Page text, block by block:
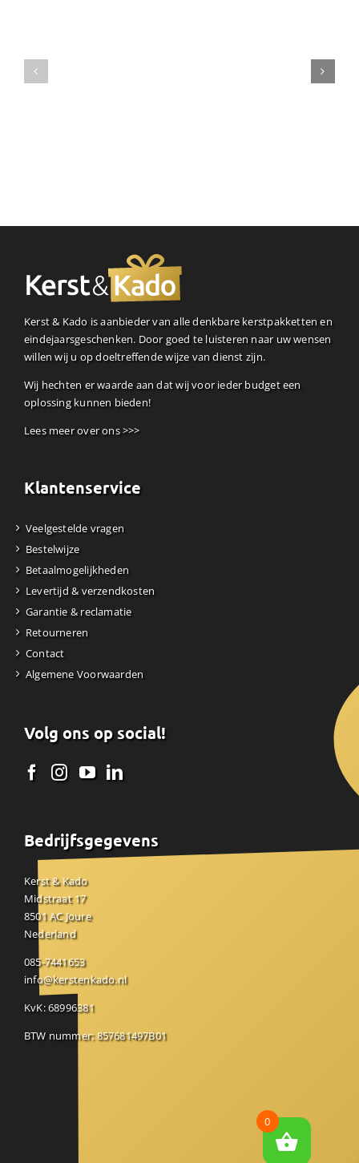
Kerst & Kado is aanbieder van alle denkbare kerstpakketten en
eindejaarsgeschenken. Door goed te luisteren naar uw wensen
willen wij u op doeltreffende wijze van dienst zijn.
Wij hechten er waarde aan dat wij voor ieder budget een
oplossing kunnen bieden!
Lees meer over ons >>>
Klantenservice
Veelgestelde vragen
Bestelwijze
Betaalmogelijkheden
Levertijd & verzendkosten
Garantie & reclamatie
Retourneren
Contact
Algemene Voorwaarden
Volg ons op social!
Bedrijfsgegevens
Kerst & Kado
Midstraat 17
8501 AC Joure
Nederland
085-7441653
info@kerstenkado.nl
KvK: 68996381
BTW nummer: 857681497B01
0